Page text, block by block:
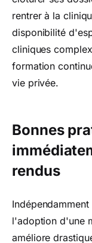
rentrer à la
disponibilité
cliniques
formation
vie privée.
Bonnes
rendus
l'adoption d'une
améliore